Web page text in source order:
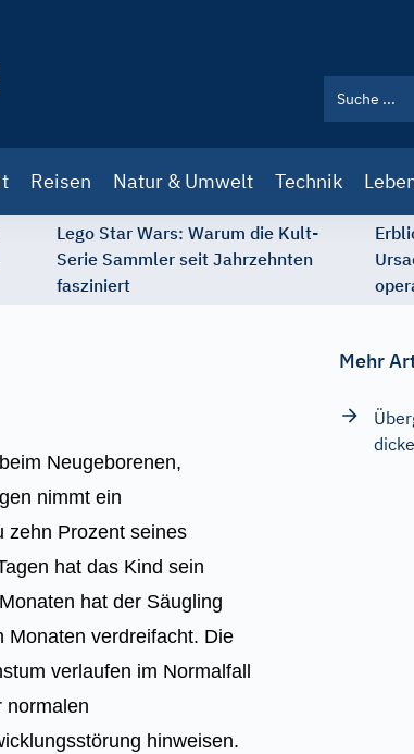
Reisen Natur & Umwelt Technik
Lego Star Wars: Warum die Kult-
Serie Sammler seit Jahrzehnten
fasziniert
Neugeborenen,
nimmt ein
zehn Prozent seines
hat das Kind sein
hat der Säugling
Monaten verdreifacht. Die
verlaufen im Normalfall
normalen
hinweisen.
Mehr